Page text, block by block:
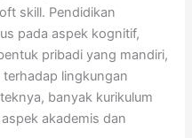
skill. Pendidikan
pada aspek kognitif,
pribadi yang mandiri,
lingkungan
banyak kurikulum
akademis dan